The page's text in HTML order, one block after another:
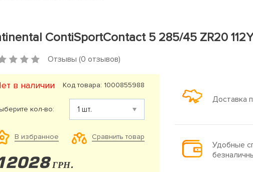
ContiSportContact 5 285/45 ZR20
Отзывы (0 отзывов)
в наличии Код товара: 1000855988
кол-во:
В избранное Сравнить товар
ГРН.
Доставка
Удобные